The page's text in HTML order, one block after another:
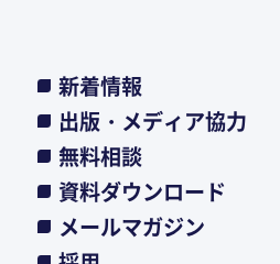
新着情報
出版・メディア協力
無料相談
資料ダウンロード
メールマガジン